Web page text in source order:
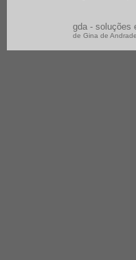
gda - soluções
de Gina de